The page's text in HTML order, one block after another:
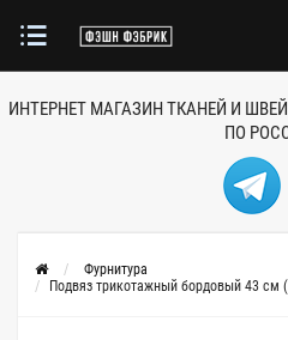
ИНТЕРНЕТ МАГАЗИН ТКАНЕЙ И
ПО
Фурнитура
Подвяз трикотажный бордовый 43 см